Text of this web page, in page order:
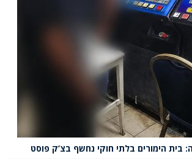
בית הימורים בלתי חוקי נחשף בצ’ק פוסט